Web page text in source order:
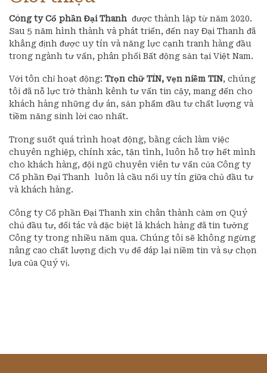
Công ty Cổ phần Đại Thanh được thành lập từ năm 2020.
Sau 5 năm hình thành và phát triển, đến nay Đại Thanh đã
khẳng định được uy tín và năng lực cạnh tranh hàng đầu
trong ngành tư vấn, phân phối Bất động sản tại Việt Nam.
Với tôn chỉ hoạt động: Trọn chữ TÍN, vẹn niềm TIN, chúng
tôi đã nỗ lực trở thành kênh tư vấn tin cậy, mang đến cho
khách hàng những dự án, sản phẩm đầu tư chất lượng và
tiềm năng sinh lời cao nhất.
Trong suốt quá trình hoạt động, bằng cách làm việc
chuyên nghiệp, chính xác, tận tình, luôn hỗ trợ hết mình
cho khách hàng, đội ngũ chuyên viên tư vấn của Công ty
Cổ phần Đại Thanh luôn là cầu nối uy tín giữa chủ đầu tư
và khách hàng.
Công ty Cổ phần Đại Thanh xin chân thành cảm ơn Quý
chủ đầu tư, đối tác và đặc biệt là khách hàng đã tin tưởng
Công ty trong nhiều năm qua. Chúng tôi sẽ không ngừng
nâng cao chất lượng dịch vụ để đáp lại niềm tin và sự chọn
lựa của Quý vị.